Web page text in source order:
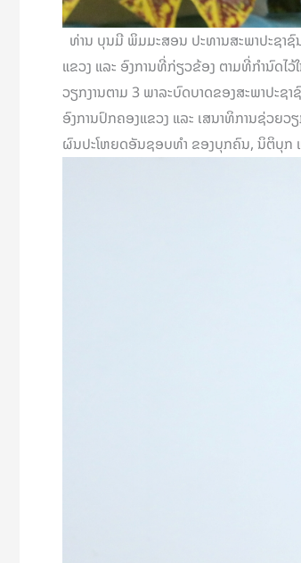
ທ່ານ ບຸນມີ ພິມມະສອນ ປະທານສະພາປະຊາ
ແຂວງ ແລະ ອົງການທີ່ກ່ຽວຂ້ອງ ຕາມທີ່ກຳນົດໄ
ວຽກງານຕາມ 3 ພາລະບົດບາດຂອງສະພາປະຊ
ອົງການປົກຄອງແຂວງ ແລະ ເສນາທິການຊ່ວຍ
ຜົນປະໂຫຍດອັນຊອບທຳ ຂອງບຸກຄົນ, ນິຕິບຸກ